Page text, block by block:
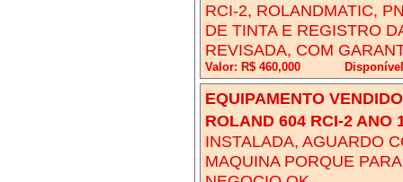
RCI-2, ROLANDMATIC,
DE TINTA E REGISTRO
REVISADA, COM
Valor: R$ 460,000
EQUIPAMENTO
ROLAND 604 RCI-2 ANO
INSTALADA, AGUARDO
MAQUINA PORQUE